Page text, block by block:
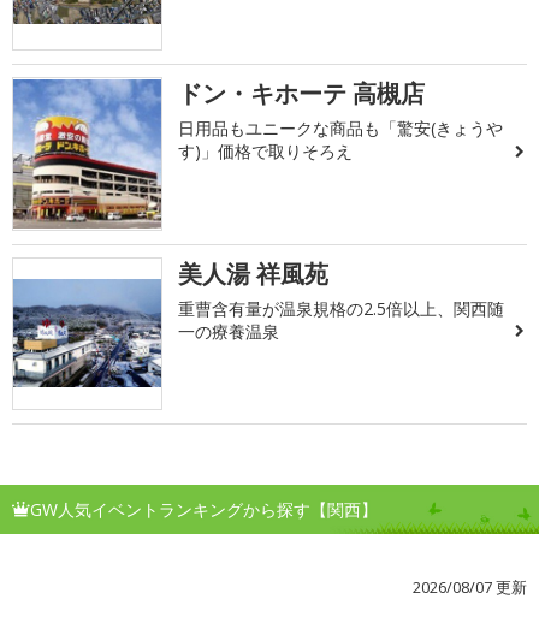
ドン・キホーテ 高槻店
日用品もユニークな商品も「驚安(きょうや
す)」価格で取りそろえ
美人湯 祥風苑
重曹含有量が温泉規格の2.5倍以上、関西随
一の療養温泉
GW人気イベントランキングから探す【関西】
2026/08/07 更新